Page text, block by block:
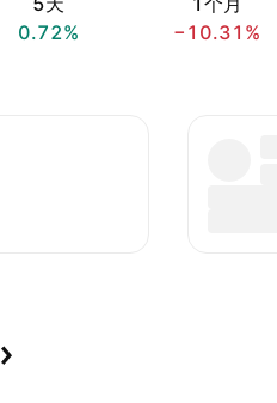
0.72%
−10.31%